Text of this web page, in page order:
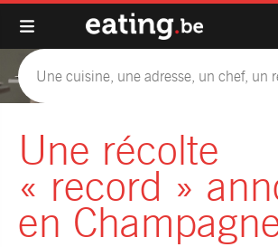
Une récolte
« record »
en